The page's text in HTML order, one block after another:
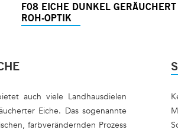
F08 EICHE DUNKEL GERÄUCHERT
ROH-OPTIK
auch viele Landhausdielen
Eiche. Das sogenannte
farbverändernden Prozess